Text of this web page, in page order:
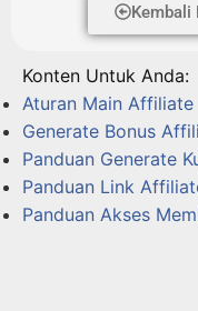
Kembali
Konten Untuk Anda:
Aturan Main Affiliate
Generate Bonus
Panduan Generate
Panduan Link
Panduan Akses